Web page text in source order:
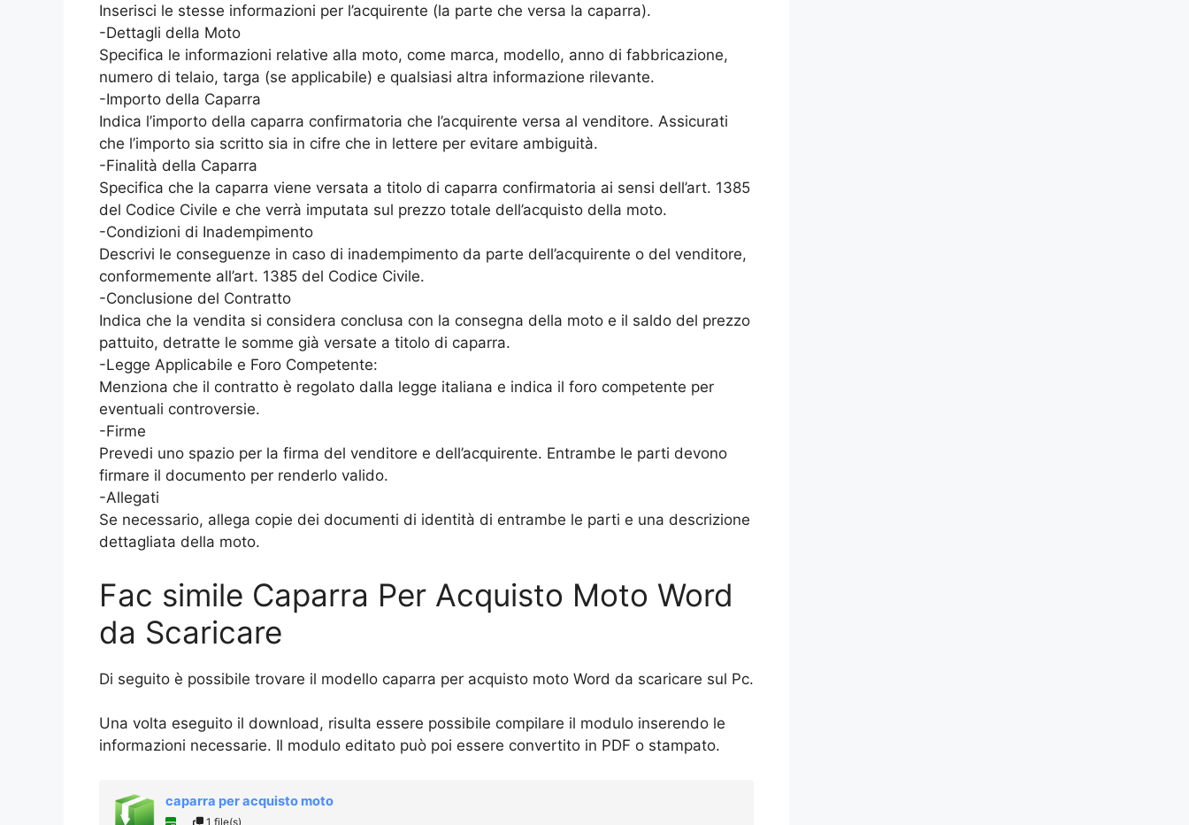
Inserisci le stesse informazioni per l’acquirente (la parte che versa la caparra).
-Dettagli della Moto
Specifica le informazioni relative alla moto, come marca, modello, anno di fabbricazione,
numero di telaio, targa (se applicabile) e qualsiasi altra informazione rilevante.
-Importo della Caparra
Indica l’importo della caparra confirmatoria che l’acquirente versa al venditore. Assicurati
che l’importo sia scritto sia in cifre che in lettere per evitare ambiguità.
-Finalità della Caparra
Specifica che la caparra viene versata a titolo di caparra confirmatoria ai sensi dell’art. 1385
del Codice Civile e che verrà imputata sul prezzo totale dell’acquisto della moto.
-Condizioni di Inadempimento
Descrivi le conseguenze in caso di inadempimento da parte dell’acquirente o del venditore,
conformemente all’art. 1385 del Codice Civile.
-Conclusione del Contratto
Indica che la vendita si considera conclusa con la consegna della moto e il saldo del prezzo
pattuito, detratte le somme già versate a titolo di caparra.
-Legge Applicabile e Foro Competente:
Menziona che il contratto è regolato dalla legge italiana e indica il foro competente per
eventuali controversie.
-Firme
Prevedi uno spazio per la firma del venditore e dell’acquirente. Entrambe le parti devono
firmare il documento per renderlo valido.
-Allegati
Se necessario, allega copie dei documenti di identità di entrambe le parti e una descrizione
dettagliata della moto.
Fac simile Caparra Per Acquisto Moto Word
da Scaricare
Di seguito è possibile trovare il modello caparra per acquisto moto Word da scaricare sul Pc.
Una volta eseguito il download, risulta essere possibile compilare il modulo inserendo le
informazioni necessarie. Il modulo editato può poi essere convertito in PDF o stampato.
caparra per acquisto moto
1 file(s)